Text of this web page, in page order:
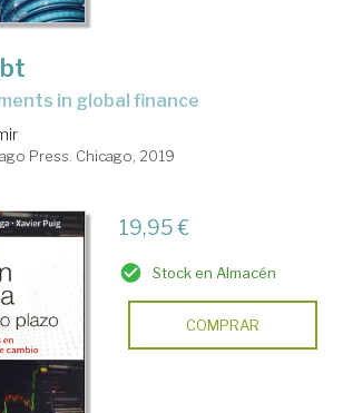
in global finance
Press. Chicago, 2019
19,95 €
Stock en Almacén
COMPRAR